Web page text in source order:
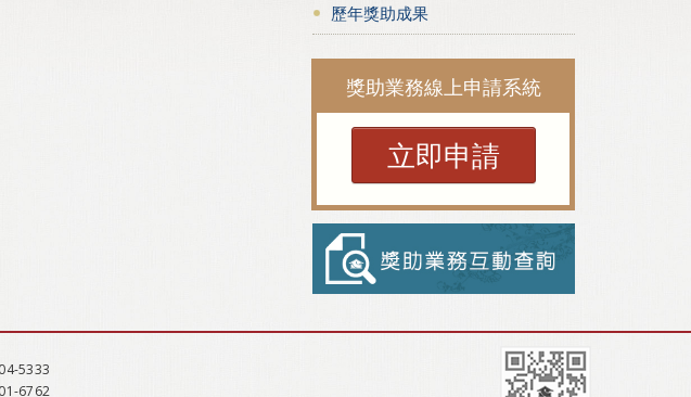
歷年獎助成果
獎助業務線上申請系統
立即申請
5333
6762